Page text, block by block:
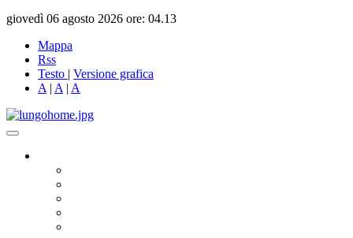
giovedì 06 agosto 2026 ore: 04.13
Mappa
Rss
Testo | Versione grafica
A | A | A